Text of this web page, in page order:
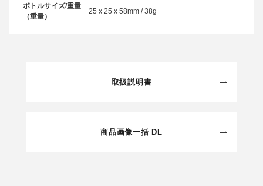
ボトルサイズ/重量
（重量）
25 x 25 x 58mm / 38g
取扱説明書
商品画像一括 DL